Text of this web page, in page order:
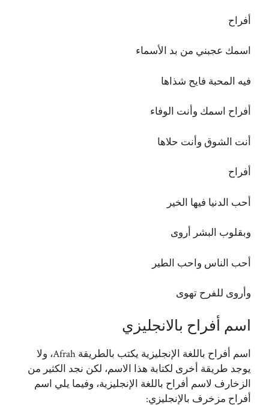
أفراح
اسمك عجبني من بد الأسماء
فيه المحبة فايح شذاها
أفراح اسمك وأنت الوفاء
أنت الشوق وأنت حلاها
أفراح
أحب الدنيا فيها الخير
وبقلوب البشر أروى
أحب الناس واحب الطير
وأروى للفرح تهوى
اسم أفراح بالانجليزي
اسم أفراح باللغة الإنجليزية يكتب بالطريقة Afrah، ولا
يوجد طريقة أخرى لكتابة هذا الاسم، لكن نجد الكثير من
الزخارف لاسم أفراح باللغة الإنجليزية، وفيما يلي اسم
أفراح مزخرف بالإنجليزي: